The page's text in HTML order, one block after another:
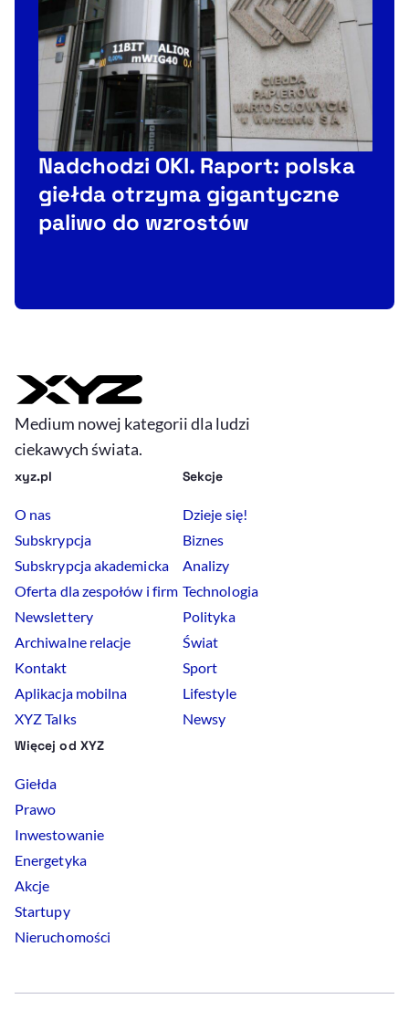
Nadchodzi OKI. Raport: polska
giełda otrzyma gigantyczne
paliwo do wzrostów
Medium nowej kategorii dla ludzi
ciekawych świata.
xyz.pl
O nas
Subskrypcja
Subskrypcja akademicka
Oferta dla zespołów i firm
Newslettery
Archiwalne relacje
Kontakt
Aplikacja mobilna
XYZ Talks
Sekcje
Dzieje się!
Biznes
Analizy
Technologia
Polityka
Świat
Sport
Lifestyle
Newsy
Więcej od XYZ
Giełda
Prawo
Inwestowanie
Energetyka
Akcje
Startupy
Nieruchomości